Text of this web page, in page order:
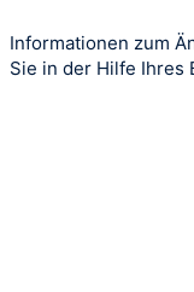
Informationen zum
Sie in der Hilfe Ihres